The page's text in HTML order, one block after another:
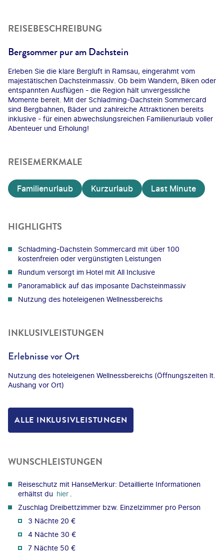
REISEBESCHREIBUNG
Bergsommer pur am Dachstein
Erleben Sie die klare Bergluft in Ramsau, eingerahmt vom
majestätischen Dachsteinmassiv. Ob beim Wandern, Biken oder
entspannten Ausflügen - die Region hält unvergessliche
Momente bereit. Mit der Schladming-Dachstein Sommercard
sind Bergbahnen, Bäder und zahlreiche Attraktionen bereits
inklusive - für einen abwechslungsreichen Familienurlaub voller
Abenteuer und Erholung!
REISEMERKMALE
Familienurlaub Kurzurlaub Last Minute
HIGHLIGHTS
Schladming-Dachstein Sommercard mit über 100
kostenfreien oder vergünstigten Leistungen
Rundum versorgt im Hotel mit All Inclusive
Panoramablick auf das imposante Dachsteinmassiv
Nutzung des hoteleigenen Wellnessbereichs
INKLUSIVLEISTUNGEN
Erlebnisse vor Ort
Nutzung des hoteleigenen Wellnessbereichs (Öffnungszeiten lt.
Aushang vor Ort)
ALLE INKLUSIVLEISTUNGEN
WUNSCHLEISTUNGEN
Reiseschutz mit HanseMerkur: Detaillierte Informationen
erhältst du hier
Zuschlag Dreibettzimmer bzw. Einzelzimmer pro Person
3 Nächte 20 €
4 Nächte 30 €
7 Nächte 50 €